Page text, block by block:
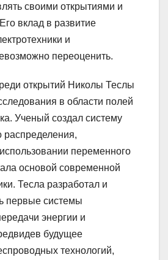
своими открытиями и
вклад в развитие
и
переоценить.
открытий Николы Теслы
в области полей
Ученый создал систему
распределения,
переменного
основой современной
Тесла разработал и
первые системы
энергии и
будущее
технологий,